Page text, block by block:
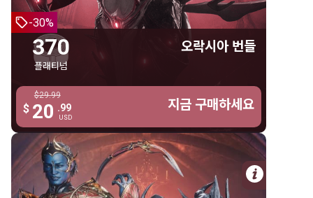
-30%
370
플래티넘
오락시아 번들
지금 구매하세요
$29.99
$ 20 .99
USD
사이오티드
오락시아 첼리세라 헬멧
아라크나 체스트 아머
지기엘라 이페메라
스커틀러
지금 구매하세요 $
20
.99